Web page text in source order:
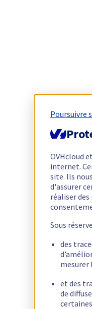
Poursuivre
OVHcloud et
internet.
site. Ils
d'assurer
réaliser des
Sous
des
mesurer
et des
de